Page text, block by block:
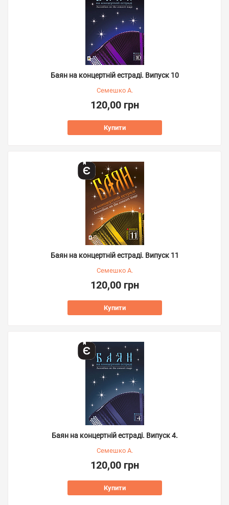
Баян на концертній естраді. Випуск 10
Семешко А.
120,00 грн
Купити
Баян на концертній естраді. Випуск 11
Семешко А.
120,00 грн
Купити
Баян на концертній естраді. Випуск 4.
Семешко А.
120,00 грн
Купити